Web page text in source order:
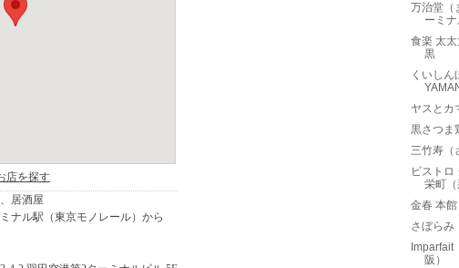
万治堂（
ーミ
食楽 太
黒
くいし
ヤスとカ
黒さつま
三竹寿（
ビストロ
栄町（
金春 本
さぼらみ
Imparfait
阪）